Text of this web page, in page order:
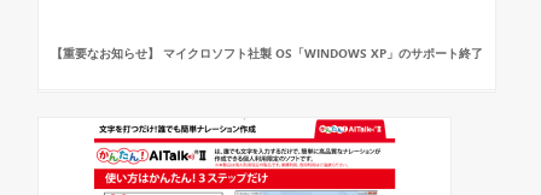
【重要なお知らせ】 マイクロソフト社製 OS「WINDOWS XP」のサポート終了